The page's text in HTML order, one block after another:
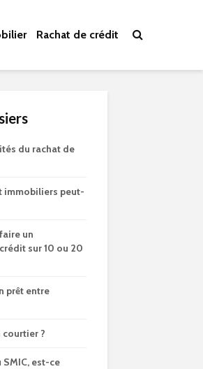
Rachat de crédit
du rachat de
immobiliers peut-
un
sur 10 ou 20
prêt entre
courtier ?
est-ce